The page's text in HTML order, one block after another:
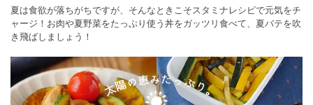
夏は食欲が落ちがちですが、そんなときこそスタミナレシピで元気をチ
ャージ！お肉や夏野菜をたっぷり使う丼をガッツリ食べて、夏バテを吹
き飛ばしましょう！